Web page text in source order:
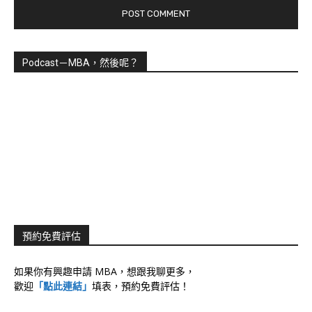
Podcast－MBA，然後呢？
預約免費評估
如果你有興趣申請 MBA，想跟我聊更多，
歡迎 「點此連結」 填表，預約免費評估！